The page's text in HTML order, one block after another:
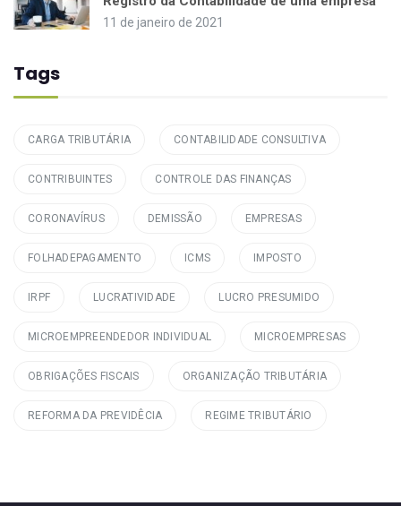
11 de janeiro de 2021
Tags
CARGA TRIBUTÁRIA CONTABILIDADE CONSULTIVA
CONTRIBUINTES CONTROLE DAS FINANÇAS
CORONAVÍRUS DEMISSÃO EMPRESAS
FOLHADEPAGAMENTO ICMS IMPOSTO
IRPF LUCRATIVIDADE LUCRO PRESUMIDO
MICROEMPREENDEDOR INDIVIDUAL MICROEMPRESAS
OBRIGAÇÕES FISCAIS ORGANIZAÇÃO TRIBUTÁRIA
REFORMA DA PREVIDÊCIA REGIME TRIBUTÁRIO